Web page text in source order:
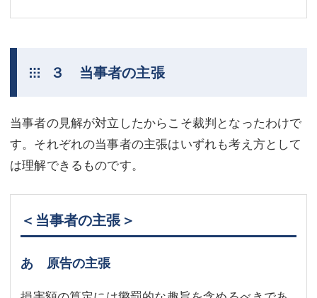
３ 当事者の主張
当事者の見解が対立したからこそ裁判となったわけで
す。それぞれの当事者の主張はいずれも考え方として
は理解できるものです。
＜当事者の主張＞
あ 原告の主張